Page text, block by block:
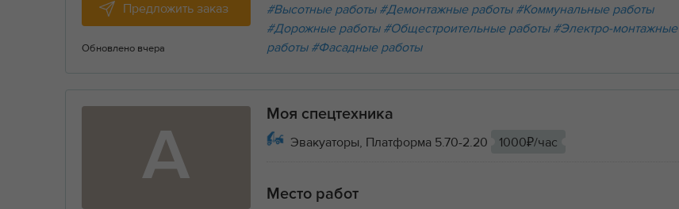
Предложить заказ
Обновлено вчера
#Высотные работы #Демонтажные работы #Коммунальные работы
#Дорожные работы #Общестроительные работы #Электро-монтажные
работы #Фасадные работы
А
Моя спецтехника
Эвакуаторы, Платформа 5.70-2.20
1000₽/час
Место работ